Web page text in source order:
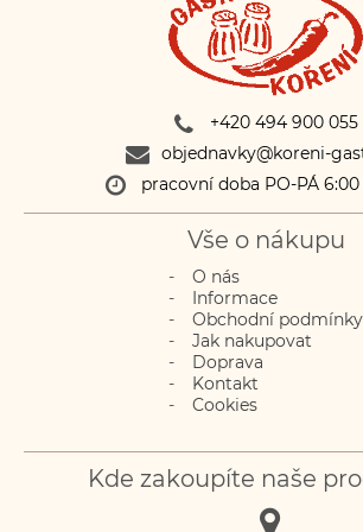
+420 494 900 055
objednavky@koreni-
pracovní doba PO-PÁ 6:00
Vše o nákupu
O nás
Informace
Obchodní podmínky
Jak nakupovat
Doprava
Kontakt
Cookies
Kde zakoupíte naše